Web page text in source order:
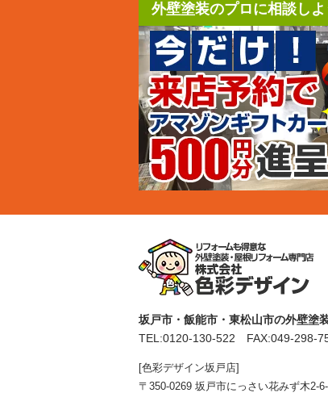
外壁塗装のプロに相談し
坂戸市・飯能市・東松山市の外壁塗
TEL:0120-130-522 FAX:049-298-
[色彩デザイン坂戸店]
〒350-0269 坂戸市にっさい花みず木2-